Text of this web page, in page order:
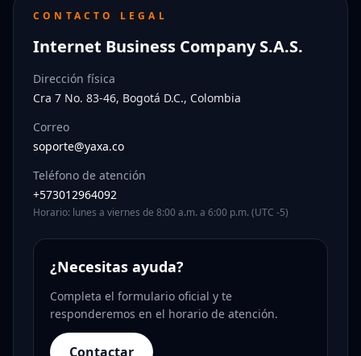
CONTACTO LEGAL
Internet Business Company S.A.S.
Dirección física
Cra 7 No. 83-46, Bogotá D.C., Colombia
Correo
soporte@yaxa.co
Teléfono de atención
+573012964092
Horario: lunes a viernes de 8:00 a.m. a 6:00 p.m. (UTC -5)
¿Necesitas ayuda?
Completa el formulario oficial y te
responderemos en el horario de atención.
Contactar